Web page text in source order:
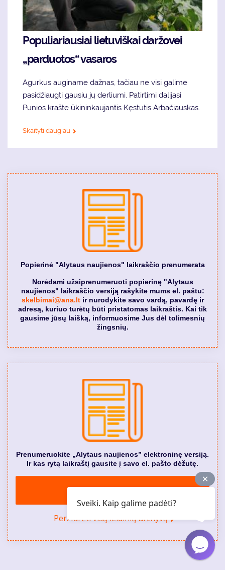
Populiariausiai lietuviškai daržovei
„parduotos“ vasaros
Agurkus auginame dažnas, tačiau ne visi galime
pasidžiaugti gausiu jų derliumi. Patirtimi dalijasi
Punios krašte ūkininkaujantis Kęstutis Arbačiauskas.
Skaityti daugiau
Popierinė "Alytaus naujienos" laikraščio prenumerata
Norėdami užsiprenumeruoti popierinę "Alytaus
naujienos" laikraščio versiją rašykite mums el. paštu:
skelbimai@ana.ltir nurodykite savo vardą, pavardę ir
adresą, kuriuo turėtų būti pristatomas laikraštis. Kai tik
gausime jūsų laišką, informuosime Jus dėl tolimesnių
žingsnių.
Prenumeruokite „Alytaus naujienos” elektroninę versiją.
Ir kas rytą laikraštį gausite į savo el. pašto dėžutę.
Prenumeruoti el. versiją
Peržiūrėti visą leidinių archyvą
Sveiki. Kaip galime padėti?